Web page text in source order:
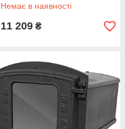
Немає в наявності
11 209 ₴